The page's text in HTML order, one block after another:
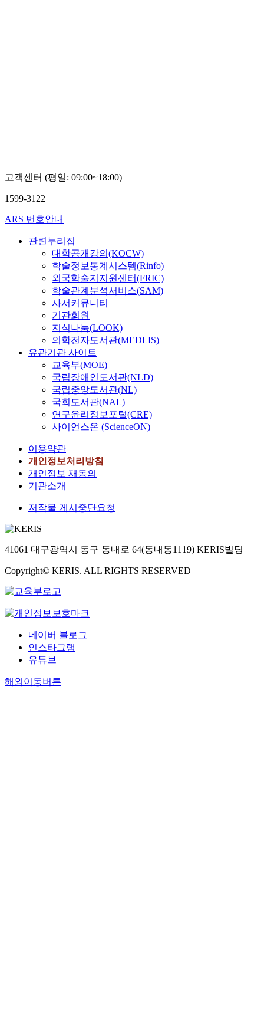
고객센터 (평일: 09:00~18:00)
1599-3122
ARS 번호안내
관련누리집
대학공개강의(KOCW)
학술정보통계시스템(Rinfo)
외국학술지지원센터(FRIC)
학술관계분석서비스(SAM)
사서커뮤니티
기관회원
지식나눔(LOOK)
의학전자도서관(MEDLIS)
유관기관 사이트
교육부(MOE)
국립장애인도서관(NLD)
국립중앙도서관(NL)
국회도서관(NAL)
연구윤리정보포털(CRE)
사이언스온 (ScienceON)
이용약관
개인정보처리방침
개인정보 재동의
기관소개
저작물 게시중단요청
41061 대구광역시 동구 동내로 64(동내동1119) KERIS빌딩
Copyright© KERIS. ALL RIGHTS RESERVED
네이버 블로그
인스타그램
유튜브
해외이동버튼